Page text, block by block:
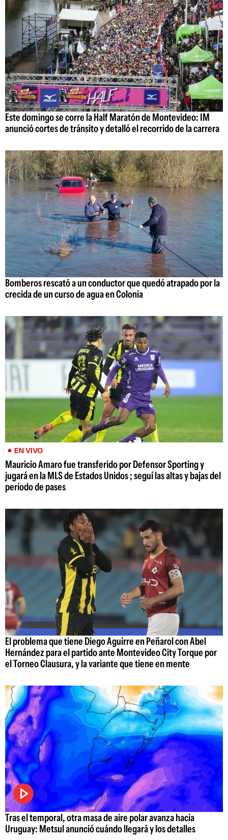
Este domingo se corre la Half Maratón de Montevideo: IM
anunció cortes de tránsito y detalló el recorrido de la carrera
Bomberos rescató a un conductor que quedó atrapado por la
crecida de un curso de agua en Colonia
EN VIVO
Mauricio Amaro fue transferido por Defensor Sporting y
jugará en la MLS de Estados Unidos ; seguí las altas y bajas del
período de pases
El problema que tiene Diego Aguirre en Peñarol con Abel
Hernández para el partido ante Montevideo City Torque por
el Torneo Clausura, y la variante que tiene en mente
Tras el temporal, otra masa de aire polar avanza hacia
Uruguay: Metsul anunció cuándo llegará y los detalles